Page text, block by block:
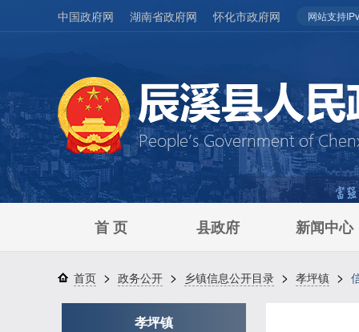
中国政府网 湖南省政府网 怀化市政府网 网站支持
首 页 县政府 新闻中心
首页 > 政务公开 > 乡镇信息公开目录 > 孝坪镇 >
孝坪镇